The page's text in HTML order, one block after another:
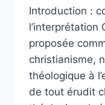
Introduction :
l’interprétation
proposée
christianisme,
théologique à
de tout érudit